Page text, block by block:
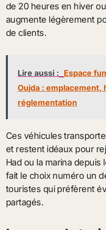
de 20 heures en hiver
augmente légèrement
de clients.
Lire aussi : Espace
Oujda : emplacement,
réglementation
Ces véhicules
et restent idéaux pour
Had ou la marina depuis
fait le choix numéro un
touristes qui préfèrent
partagés.